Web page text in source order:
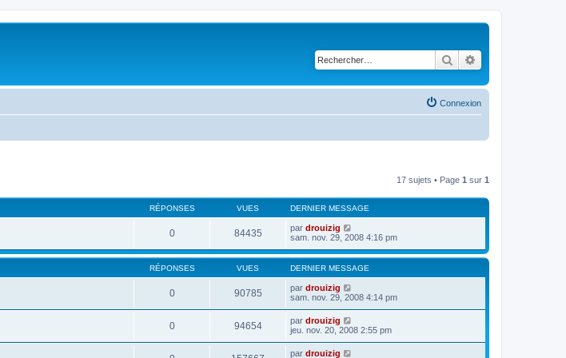
Rechercher
Connexion
17 sujets • Page 1 sur 1
RÉPONSES VUES DERNIER MESSAGE
0 84435 par drouizig
sam. nov. 29, 2008 4:16 pm
RÉPONSES VUES DERNIER MESSAGE
0 90785 par drouizig
sam. nov. 29, 2008 4:14 pm
0 94654 par drouizig
jeu. nov. 20, 2008 2:55 pm
par drouizig